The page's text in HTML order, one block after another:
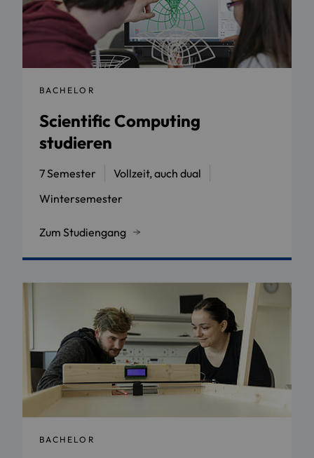
BACHELOR
Scientific Computing
studieren
7 Semester
Vollzeit, auch dual
Wintersemester
Zum Studiengang
BACHELOR